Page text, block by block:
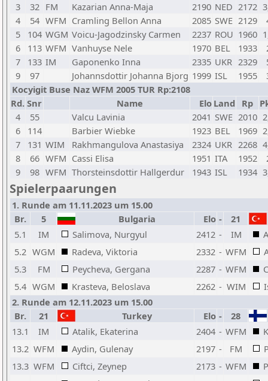
3
32 FM Kazarian Anna-Maja 2190 NED 2172
4
54 WFM Cramling Bellon Anna 2085 SWE 2129
5
104 WGM Voicu-Jagodzinsky Carmen 2237 ROU 1960
6
113 WFM Vanhuyse Nele 1970 BEL 1933
7
133 IM Gaponenko Inna 2335 UKR 2329
9
97 Johannsdottir Johanna Bjorg 1999 ISL 1955
Kocyigit Buse Naz WFM 2005 TUR Rp:2108
Rd. Snr Name Elo Land Rp
4
55 Valcu Lavinia 2041 SWE 2010
6
114 Barbier Wiebke 1923 BEL 1969
7
131 WIM Rakhmangulova Anastasiya 2324 UKR 2268
8
66 WFM Cassi Elisa 1951 ITA 1952
9
98 WFM Thorsteinsdottir Hallgerdur 1943 ISL 1934
Spielerpaarungen
1. Runde am 11.11.2023 um 15.00
Br.
5 Bulgaria Elo -
21
5.1
IM Salimova, Nurgyul 2412 - IM
5.2 WGM Radeva, Viktoria 2332 - WFM
5.3
FM Peycheva, Gergana 2287 - WFM
5.4 WGM Krasteva, Beloslava 2262 - WIM
2. Runde am 12.11.2023 um 15.00
Br.
21 Turkey Elo -
28
13.1
IM Atalik, Ekaterina 2404 - WFM
13.2 WFM Aydin, Gulenay 2197 - FM
13.3 WFM Ciftci, Zeynep 2173 - WFM